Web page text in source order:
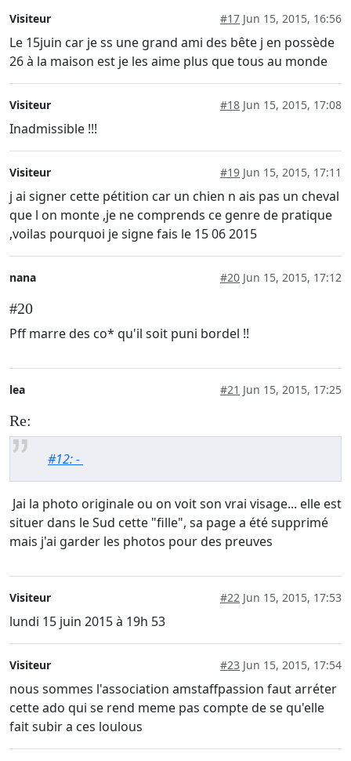
Visiteur #17 Jun 15, 2015, 16:56
Le 15juin car je ss une grand ami des bête j en possède
26 à la maison est je les aime plus que tous au monde
Visiteur #18 Jun 15, 2015, 17:08
Inadmissible !!!
Visiteur #19 Jun 15, 2015, 17:11
j ai signer cette pétition car un chien n ais pas un cheval
que l on monte ,je ne comprends ce genre de pratique
,voilas pourquoi je signe fais le 15 06 2015
nana #20 Jun 15, 2015, 17:12
#20
Pff marre des co* qu'il soit puni bordel !!
lea #21 Jun 15, 2015, 17:25
Re:
#12: -
Jai la photo originale ou on voit son vrai visage... elle est
situer dans le Sud cette "fille", sa page a été supprimé
mais j'ai garder les photos pour des preuves
Visiteur #22 Jun 15, 2015, 17:53
lundi 15 juin 2015 à 19h 53
Visiteur #23 Jun 15, 2015, 17:54
nous sommes l'association amstaffpassion faut arréter
cette ado qui se rend meme pas compte de se qu'elle
fait subir a ces loulous